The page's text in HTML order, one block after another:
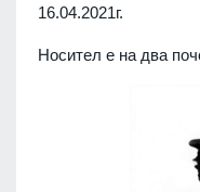
16.04.2021г.
Нocитeл e нa двa